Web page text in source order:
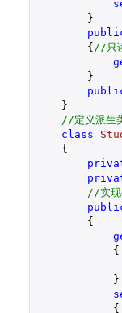
        }
        {
//只
        }
    }
//定义派
class
    {
//实
        {
            {
            }
            {